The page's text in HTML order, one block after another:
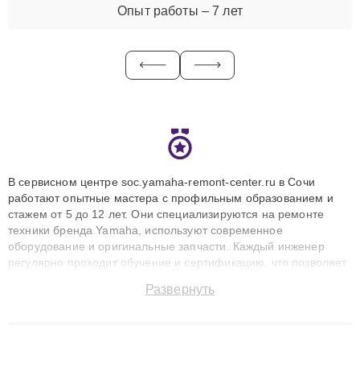
Опыт работы – 7 лет
В сервисном центре soc.yamaha-remont-center.ru в Сочи
работают опытные мастера с профильным образованием и
стажем от 5 до 12 лет. Они специализируются на ремонте
техники бренда Yamaha, используют современное
оборудование и оригинальные запчасти. Каждый инженер
регулярно проходит обучение и сертификацию, что позволяет
технику с сохранением гарантии до 3 лет. Наши мастера
Развернуть